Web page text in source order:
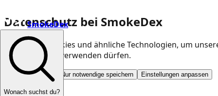
Datenschutz bei SmokeDex
Wir nutzen Cookies und ähnliche Technologien, um
Kategorien wir verwenden dürfen.
Alle akzeptieren Nur notwendige speichern Einstellungen anpassen
SmokeDex
Wonach suchst du?